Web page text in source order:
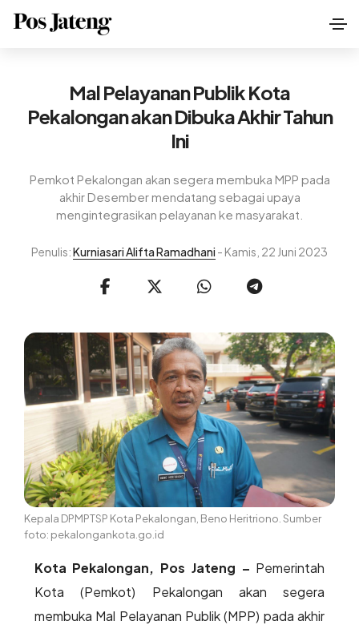
Mal Pelayanan Publik Kota
Pekalongan akan Dibuka Akhir Tahun
Ini
Pemkot Pekalongan akan segera membuka MPP pada
akhir Desember mendatang sebagai upaya
mengintegrasikan pelayanan ke masyarakat.
Penulis:Kurniasari Alifta Ramadhani - Kamis, 22 Juni 2023
Kepala DPMPTSP Kota Pekalongan, Beno Heritriono. Sumber
foto: pekalongankota.go.id
Kota Pekalongan, Pos Jateng – Pemerintah
Kota (Pemkot) Pekalongan akan segera
membuka Mal Pelayanan Publik (MPP) pada akhir